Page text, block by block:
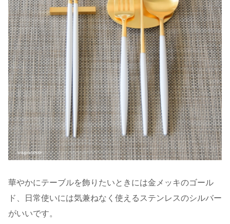
華やかにテーブルを飾りたいときには金メッキのゴール
ド、日常使いには気兼ねなく使えるステンレスのシルバー
がいいです。